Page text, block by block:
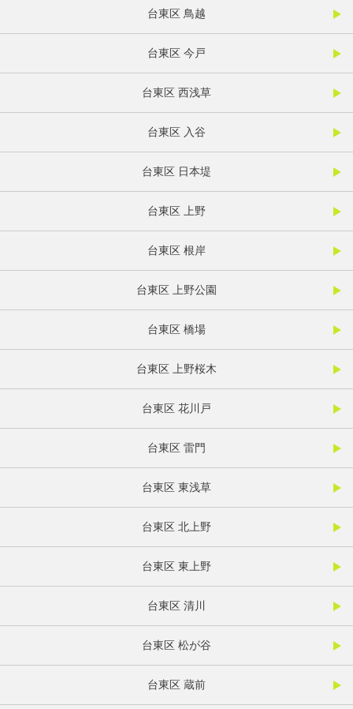
台東区 鳥越
台東区 今戸
台東区 西浅草
台東区 入谷
台東区 日本堤
台東区 上野
台東区 根岸
台東区 上野公園
台東区 橋場
台東区 上野桜木
台東区 花川戸
台東区 雷門
台東区 東浅草
台東区 北上野
台東区 東上野
台東区 清川
台東区 松が谷
台東区 蔵前